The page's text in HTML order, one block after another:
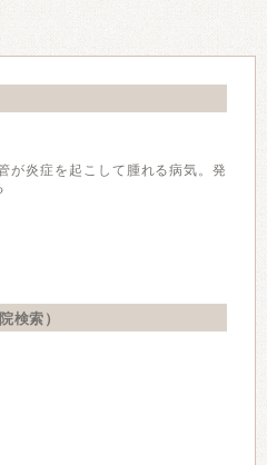
が炎症を起こして腫れる病気。発
検索）